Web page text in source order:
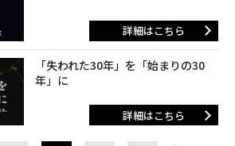
詳細はこちら
「失われた30年」を「始まりの30
年」に
詳細はこちら